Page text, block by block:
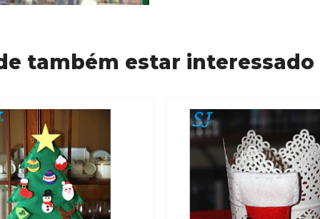
também estar interessado